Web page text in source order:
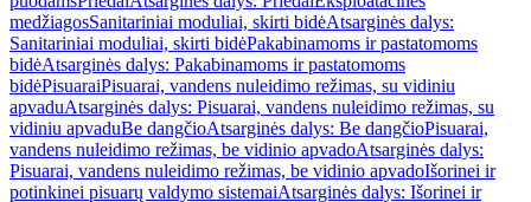
medžiagosSanitariniai moduliai, skirti bidėAtsarginės dalys:
Sanitariniai moduliai, skirti bidėPakabinamoms ir pastatomoms
bidėAtsarginės dalys: Pakabinamoms ir pastatomoms
bidėPisuaraiPisuarai, vandens nuleidimo režimas, su vidiniu
apvaduAtsarginės dalys: Pisuarai, vandens nuleidimo režimas, su
vidiniu apvaduBe dangčioAtsarginės dalys: Be dangčioPisuarai,
vandens nuleidimo režimas, be vidinio apvadoAtsarginės dalys:
Pisuarai, vandens nuleidimo režimas, be vidinio apvadoIšorinei ir
potinkinei pisuarų valdymo sistemaiAtsarginės dalys: Išorinei ir